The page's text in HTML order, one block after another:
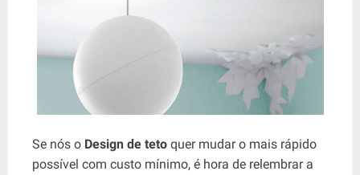
Se nós o Design de teto quer mudar o mais rápido
possível com custo mínimo, é hora de relembrar a